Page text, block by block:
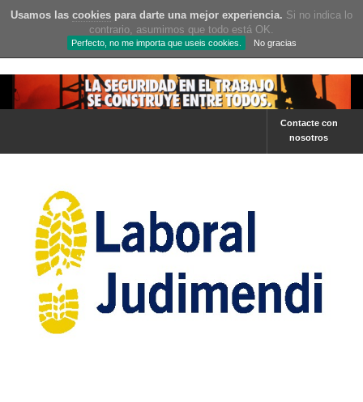
Usamos las cookies para darte una mejor experiencia. Si no indica lo
contrario, asumimos que todo está OK.
Perfecto, no me importa que useis cookies. No gracias
Contacte con
nosotros